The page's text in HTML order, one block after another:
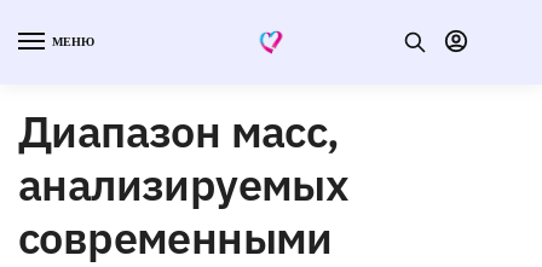
МЕНЮ
Диапазон масс,
анализируемых
современными